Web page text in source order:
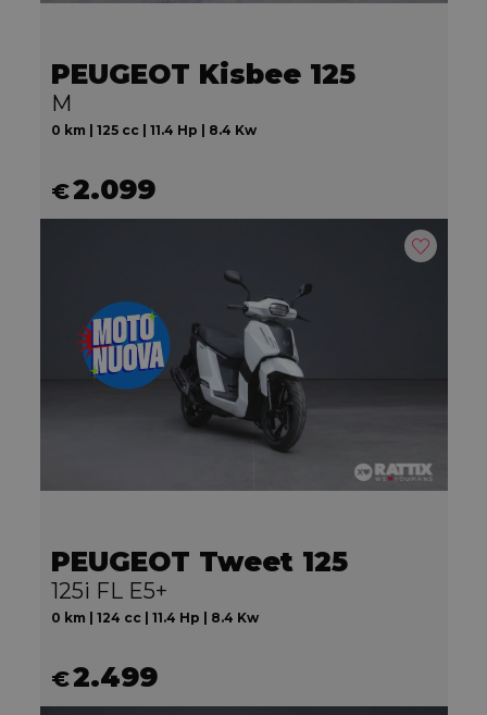
PEUGEOT Kisbee 125
M
0 km | 125 cc | 11.4 Hp | 8.4 Kw
€2.099
PEUGEOT Tweet 125
125i FL E5+
0 km | 124 cc | 11.4 Hp | 8.4 Kw
€2.499